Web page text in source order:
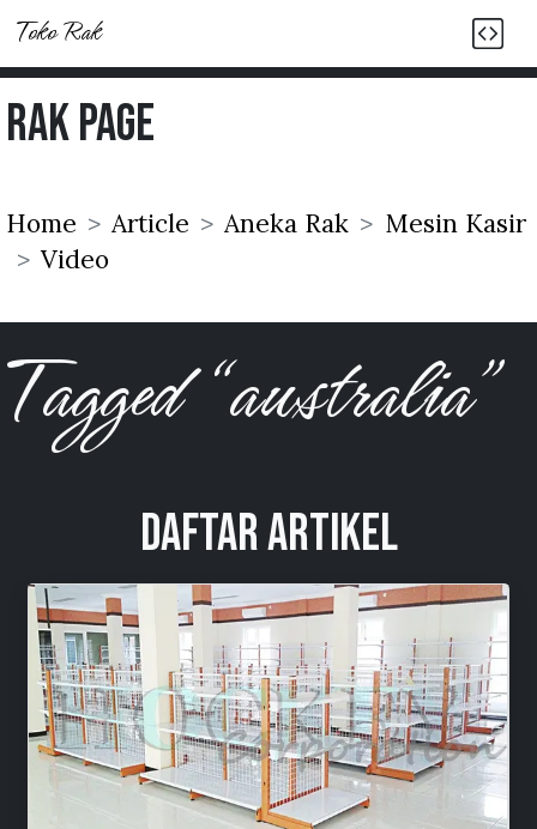
Toko Rak
Rak Page
Home Article Aneka Rak
Mesin Kasir
Video
Tagged “australia”
Daftar Artikel